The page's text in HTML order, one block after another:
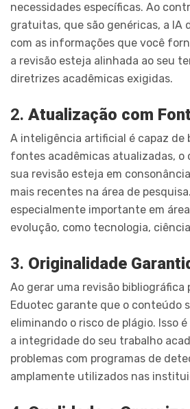
necessidades específicas. Ao
gratuitas, que são genéricas, a IA
com as informações que você
a revisão esteja alinhada ao seu
diretrizes acadêmicas exigidas.
2. Atualização com
A inteligência artificial é capaz de
fontes acadêmicas atualizadas, o
sua revisão esteja em
mais recentes na área de
especialmente importante em
evolução, como tecnologia,
3. Originalidade
Ao gerar uma revisão bibliográfica
Eduotec garante que o conteúdo
eliminando o risco de plágio. Isso
a integridade do seu trabalho
problemas com programas de
amplamente utilizados nas